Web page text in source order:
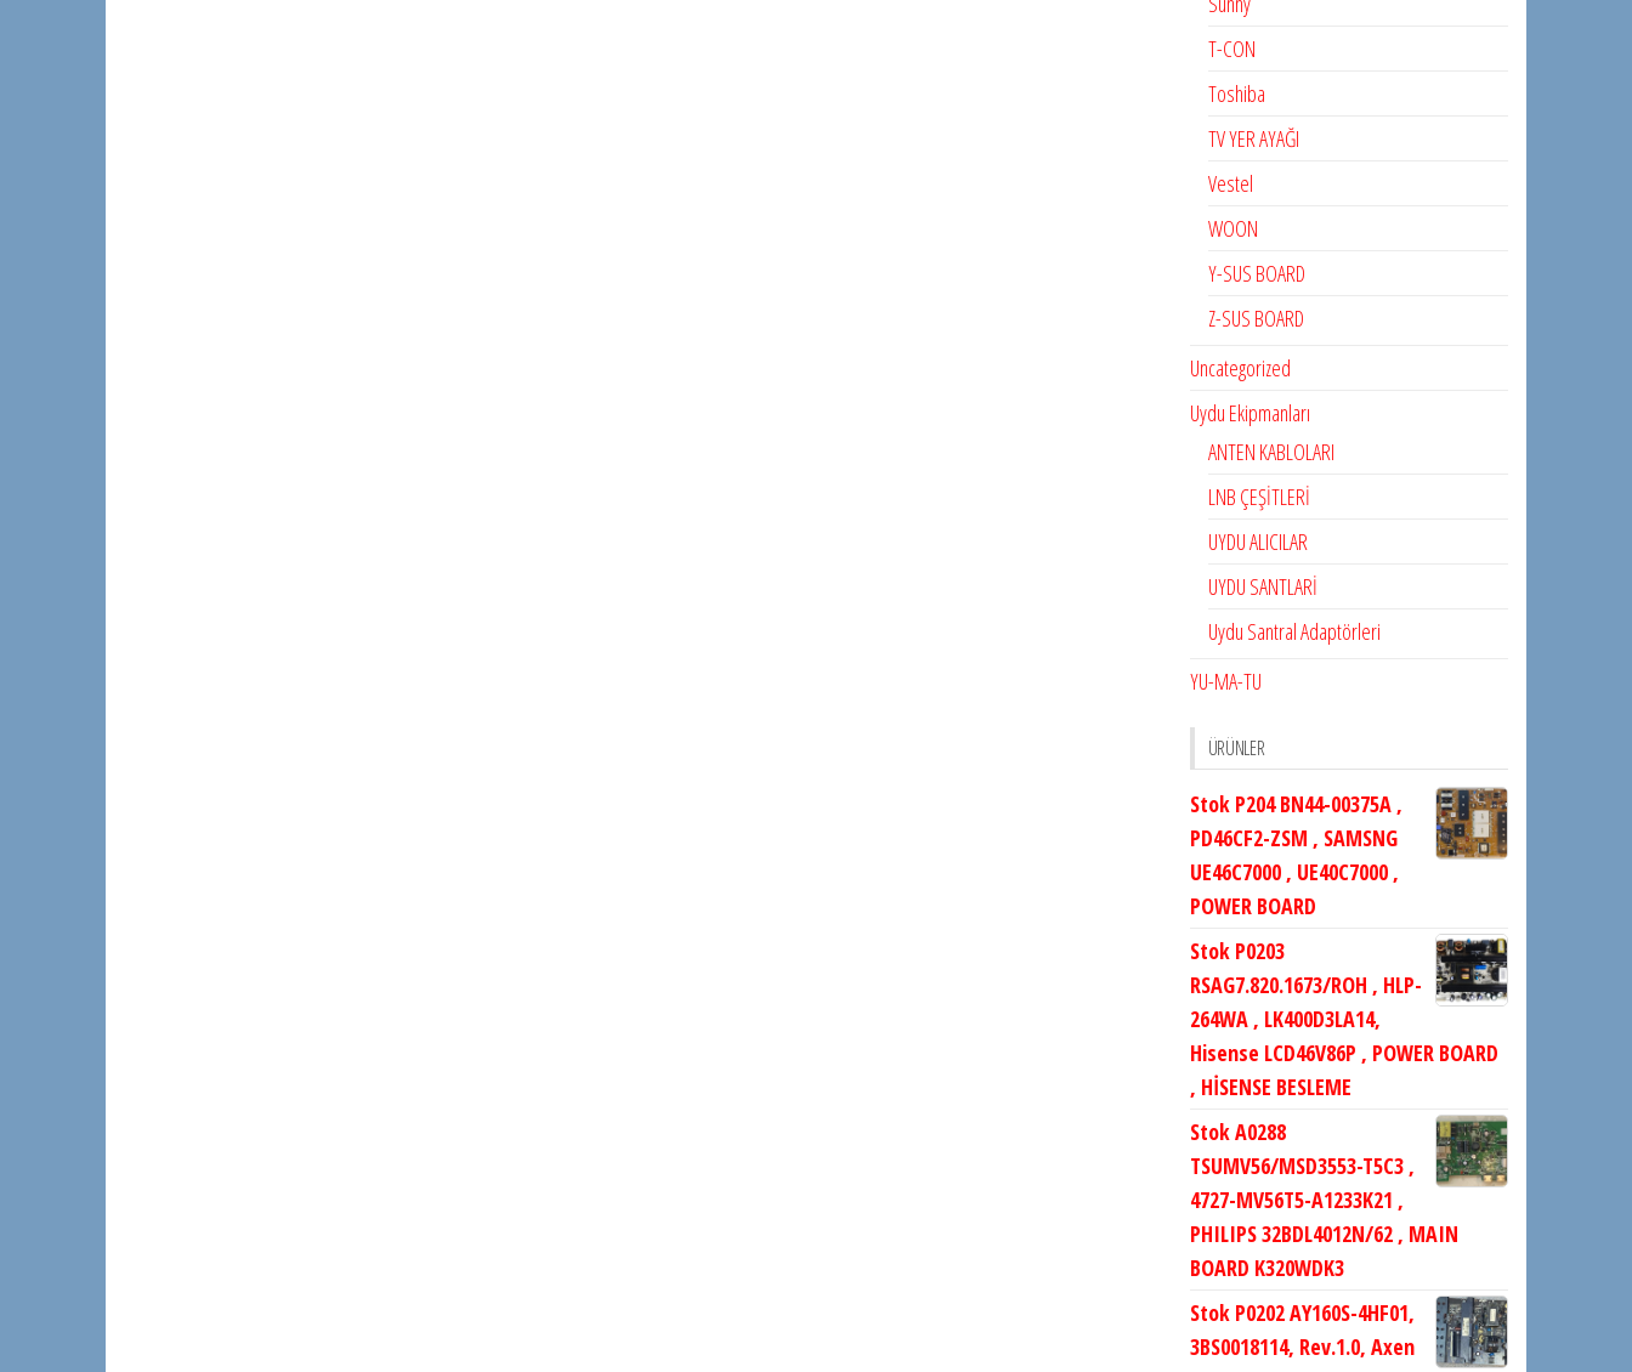
T-CON
Toshiba
TV YER AYAĞI
Vestel
WOON
Y-SUS BOARD
Z-SUS BOARD
Uncategorized
Uydu Ekipmanları
ANTEN KABLOLARI
LNB ÇEŞİTLERİ
UYDU ALICILAR
UYDU SANTLARİ
Uydu Santral Adaptörleri
YU-MA-TU
ÜRÜNLER
Stok P204 BN44-00375A ,
PD46CF2-ZSM , SAMSNG
UE46C7000 , UE40C7000 ,
POWER BOARD
Stok P0203
RSAG7.820.1673/ROH , HLP-
264WA , LK400D3LA14,
Hisense LCD46V86P , POWER BOARD
, HİSENSE BESLEME
Stok A0288
TSUMV56/MSD3553-T5C3 ,
4727-MV56T5-A1233K21 ,
PHILIPS 32BDL4012N/62 , MAIN
BOARD K320WDK3
Stok P0202 AY160S-4HF01,
3BS0018114, Rev.1.0, Axen